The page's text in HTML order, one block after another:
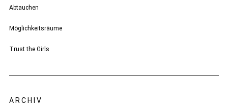
Abtauchen
Möglichkeitsräume
Trust the Girls
ARCHIV